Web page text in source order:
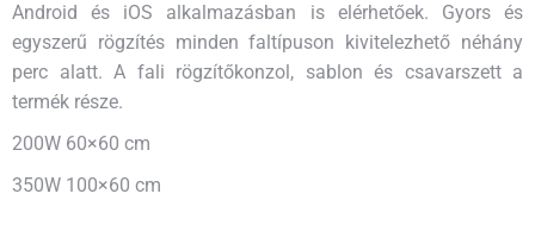
Android és iOS alkalmazásban is elérhetőek. Gyors és
egyszerű rögzítés minden faltípuson kivitelezhető néhány
perc alatt. A fali rögzítőkonzol, sablon és csavarszett a
termék része.
200W 60×60 cm
350W 100×60 cm